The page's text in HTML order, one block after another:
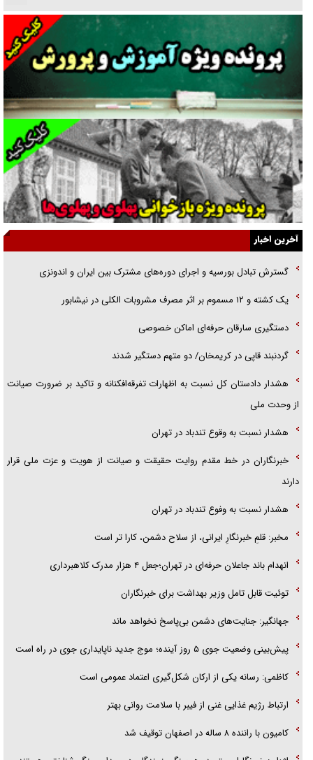
نسلی که آنلاین الگو می‌گیرد
گفت‌وگو با آیت‌الله جاودان/ جفای مخالفان مکانت معنوی رهبر شهید را
ارتقا می‌داد
راننده مست به قانون می‌خندد
همه آقای دوربینی شده‌ایم!
قصه ناتمام سرویس مدارس
آیا مقاومت فلسطین خلع‌سلاح می‌شود؟
الگوی وحدت‌آفرین در ادراک سیاست خارجی
گفتگوی دکتر اخوان مدیرمسئول روزنامه جوان با برنامه تلویزیونی «نبرد
هرمز»
امام حسین (ع) کشته سیرت‌های عصر جاهلی شد
فریاد‌ها و ناله‌های دوستان مبارزدلم را آتش می‌زد
آخرین اخبار
گسترش تبادل بورسیه و اجرای دوره‌های مشترک بین ایران و اندونزی
یک کشته و ۱۲ مسموم بر اثر مصرف مشروبات الکلی در نیشابور
دستگیری سارقان حرفه‌ای اماکن خصوصی
گردنبند قاپی در کریمخان/ دو متهم دستگیر شدند
هشدار دادستان کل نسبت به اظهارات تفرقه‌افکنانه و تاکید بر ضرورت صیانت
از وحدت ملی
هشدار نسبت به وقوع تندباد در تهران
خبرنگاران در خط مقدم روایت حقیقت و صیانت از هویت و عزت ملی قرار
دارند
هشدار نسبت به وفوع تندباد در تهران
مخبر: قلمِ خبرنگارِ ایرانی، از سلاح دشمن، کارا تر است
انهدام باند جاعلان حرفه‌ای در تهران؛جعل ۴ هزار مدرک کلاهبرداری
توئیت قابل تامل وزیر بهداشت برای خبرنگاران
جهانگیر: جنایت‌های دشمن بی‌پاسخ نخواهد ماند
پیش‌بینی وضعیت جوی ۵ روز آینده؛ موج جدید ناپایداری جوی در راه است
کاظمی: رسانه یکی از ارکان شکل‌گیری اعتماد عمومی است
ارتباط رژیم غذایی غنی از فیبر با سلامت روانی بهتر
کامیون با راننده ۸ ساله در اصفهان توقیف شد